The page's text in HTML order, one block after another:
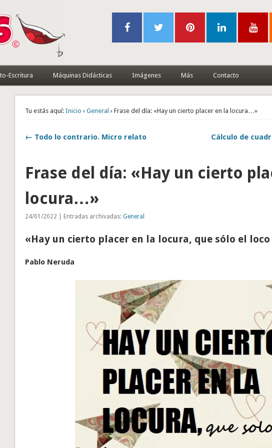
Escritura Máquinas Didácticas Imágenes Más Contacto
Tu estás aquí: Inicio ›General › Frase del día: «Hay un cierto placer en la locura…»
← Todo lo contrario. Micro relato
Cálculo de
Frase del día: «Hay un cierto
locura…»
24/01/2022 | Entradas archivadas:General
«Hay un cierto placer en la locura, que sólo el loco
Pablo Neruda